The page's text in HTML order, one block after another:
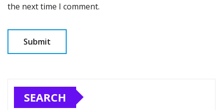
the next time I comment.
SEARCH